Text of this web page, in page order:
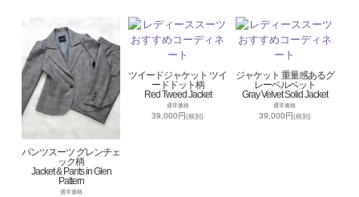
パンツスーツ グレンチェ
ック柄
Jacket & Pants in Glen
Pattern
通常価格
ツイードジャケット ツイ
ードドット柄
Red Tweed Jacket
通常価格
39,000円(税別)
ジャケット 重量感あるグ
レーベルベット
Gray Velvet Solid Jacket
通常価格
39,000円(税別)